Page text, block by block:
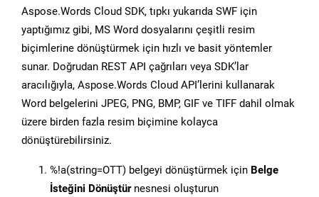
Aspose.Words Cloud SDK, tıpkı yukarıda SWF için
yaptığımız gibi, MS Word dosyalarını çeşitli resim
biçimlerine dönüştürmek için hızlı ve basit yöntemler
sunar. Doğrudan REST API çağrıları veya SDK’lar
aracılığıyla, Aspose.Words Cloud API’lerini kullanarak
Word belgelerini JPEG, PNG, BMP, GIF ve TIFF dahil olmak
üzere birden fazla resim biçimine kolayca
dönüştürebilirsiniz.
%!a(string=OTT) belgeyi dönüştürmek için Belge
İsteğini Dönüştürnesnesi oluşturun